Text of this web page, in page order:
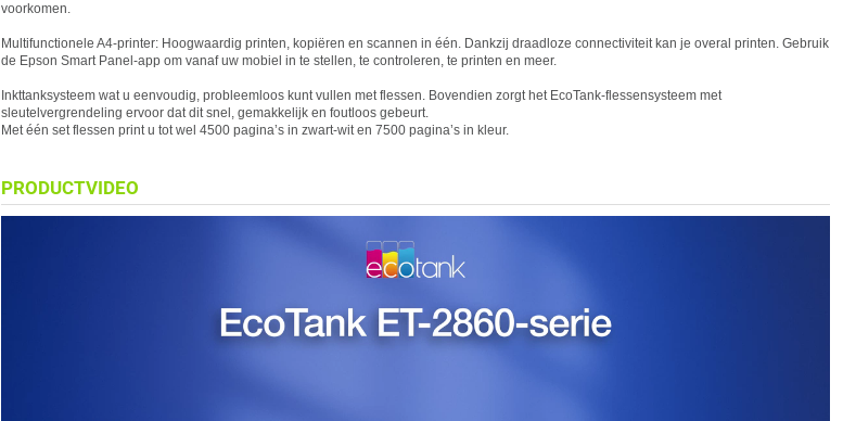
voorkomen.
Multifunctionele A4-printer: Hoogwaardig printen, kopiëren en scannen in één. Dankzij draadloze connectiviteit kan je overal printen. Gebruik
de Epson Smart Panel-app om vanaf uw mobiel in te stellen, te controleren, te printen en meer.
Inkttanksysteem wat u eenvoudig, probleemloos kunt vullen met flessen. Bovendien zorgt het EcoTank-flessensysteem met
sleutelvergrendeling ervoor dat dit snel, gemakkelijk en foutloos gebeurt.
Met één set flessen print u tot wel 4500 pagina’s in zwart-wit en 7500 pagina’s in kleur.
PRODUCTVIDEO